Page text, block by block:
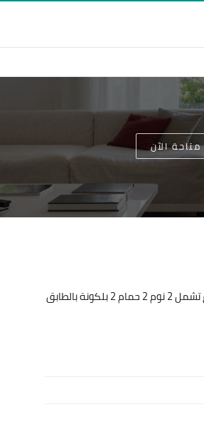
متاحة الآن
بحري تطل على باركنج و شارع تشمل 2 نوم 2 حمام 2 بلكونة بالطابق